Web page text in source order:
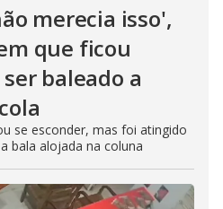
merecia isso',
que ficou
baleado a
se esconder, mas foi atingido
bala alojada na coluna